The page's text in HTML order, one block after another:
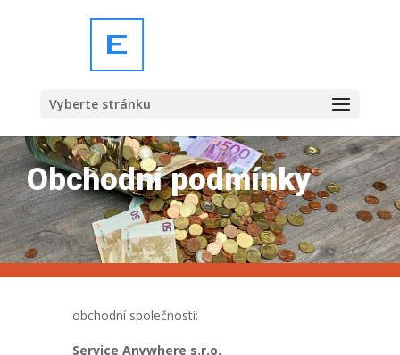
Vyberte stránku
Obchodní podmínky
obchodní společnosti:
Service Anywhere s.r.o.